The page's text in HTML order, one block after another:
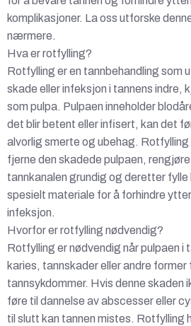
komplikasjoner. La oss utforske
nærmere.
Hva er rotfylling?
Rotfylling er en tannbehandling som
skade eller infeksjon i tannens indre,
som pulpa. Pulpaen inneholder
det blir betent eller infisert, kan det
alvorlig smerte og ubehag. Rotfylling
fjerne den skadede pulpaen, rengjøre
tannkanalen grundig og deretter fylle
spesielt materiale for å forhindre
infeksjon.
Hvorfor er rotfylling nødvendig?
Rotfylling er nødvendig når pulpaen i
karies, tannskader eller andre former
tannsykdommer. Hvis denne skaden
føre til dannelse av abscesser eller
til slutt kan tannen mistes. Rotfylling